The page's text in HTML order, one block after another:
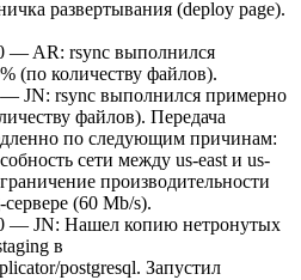
развертывания (deploy page).
— AR: rsync выполнился
(по количеству файлов).
JN: rsync выполнился примерно
файлов). Передача
по следующим причинам:
сети между us-east и us-
производительности
(60 Mb/s).
— JN: Нашел копию нетронутых
в
postgresql. Запустил